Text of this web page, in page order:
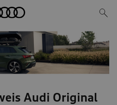
Audi Original